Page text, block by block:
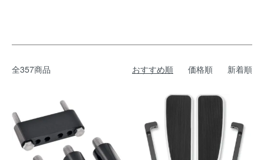
全357商品 おすすめ順 価格順 新着順